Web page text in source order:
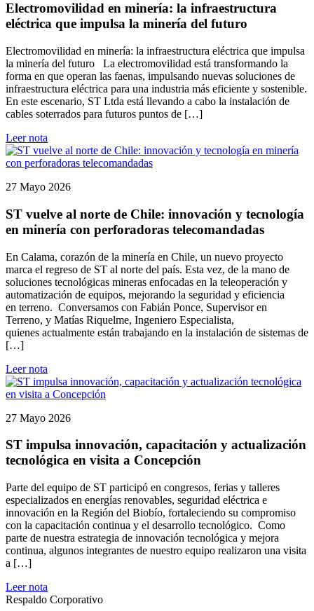
Electromovilidad en minería: la infraestructura
eléctrica que impulsa la minería del futuro
Electromovilidad en minería: la infraestructura eléctrica que impulsa
la minería del futuro La electromovilidad está transformando la
forma en que operan las faenas, impulsando nuevas soluciones de
infraestructura eléctrica para una industria más eficiente y sostenible.
En este escenario, ST Ltda está llevando a cabo la instalación de
cables soterrados para futuros puntos de […]
Leer nota
27 Mayo 2026
ST vuelve al norte de Chile: innovación y tecnología
en minería con perforadoras telecomandadas
En Calama, corazón de la minería en Chile, un nuevo proyecto
marca el regreso de ST al norte del país. Esta vez, de la mano de
soluciones tecnológicas mineras enfocadas en la teleoperación y
automatización de equipos, mejorando la seguridad y eficiencia
en terreno. Conversamos con Fabián Ponce, Supervisor en
Terreno, y Matías Riquelme, Ingeniero Especialista,
quienes actualmente están trabajando en la instalación de sistemas de
[…]
Leer nota
27 Mayo 2026
ST impulsa innovación, capacitación y actualización
tecnológica en visita a Concepción
Parte del equipo de ST participó en congresos, ferias y talleres
especializados en energías renovables, seguridad eléctrica e
innovación en la Región del Biobío, fortaleciendo su compromiso
con la capacitación continua y el desarrollo tecnológico. Como
parte de nuestra estrategia de innovación tecnológica y mejora
continua, algunos integrantes de nuestro equipo realizaron una visita
a […]
Leer nota
Respaldo Corporativo